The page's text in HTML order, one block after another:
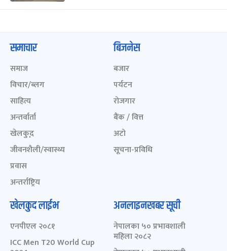
समाचार
समाज
विचार/ब्लग
साहित्य
अन्तर्वार्ता
खेलकुद़़
जीवनशैली/स्वास्थ्य
प्रवास
अन्तर्राष्ट्रिय
बिजनेस
बजार
पर्यटन
रोजगार
बैंक / वित्त
अटो
सूचना-प्रविधि
खेलकुद लाईभ
एनपीएल २०८१
ICC Men T20 World Cup
अनलाइनखबर सूची
नेपालका ५० प्रभावशाली
महिला २०८२